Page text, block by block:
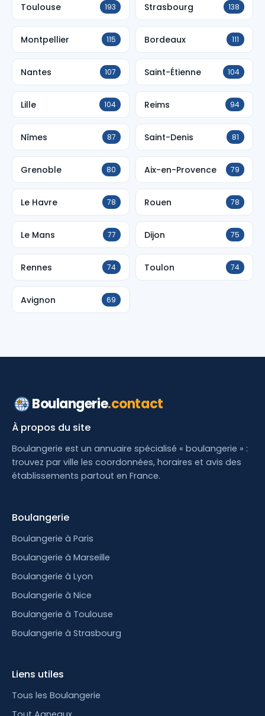
Toulouse 193 Strasbourg 138
Montpellier 115 Bordeaux 111
Nantes 107 Saint-Étienne 104
Lille 104 Reims 94
Nîmes 87 Saint-Denis 81
Grenoble 80 Aix-en-Provence 79
Le Havre 78 Rouen 78
Le Mans 77 Dijon 75
Rennes 74 Toulon 74
Avignon 69
Boulangerie.contact
À propos du site
Boulangerie est un annuaire spécialisé « boulangerie » :
trouvez par ville les coordonnées, horaires et avis des
établissements partout en France.
Boulangerie
Boulangerie à Paris
Boulangerie à Marseille
Boulangerie à Lyon
Boulangerie à Nice
Boulangerie à Toulouse
Boulangerie à Strasbourg
Liens utiles
Tous les Boulangerie